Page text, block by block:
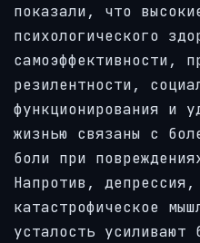
показали, что
психологического
самоэффективности,
резилентности,
функционирования и
жизнью связаны с
боли при
Напротив,
катастрофическое
усталость усиливают